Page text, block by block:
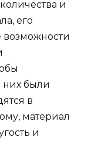
и
его
возможности
них были
в
материал
и